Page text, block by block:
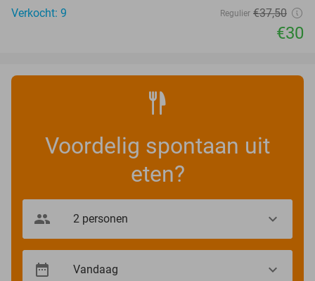
Verkocht: 9
Regulier €37,50
€30
Voordelig spontaan uit
eten?